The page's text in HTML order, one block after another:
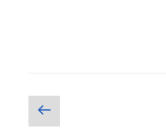
Seitennummerierung
der
Vorherige
Seite